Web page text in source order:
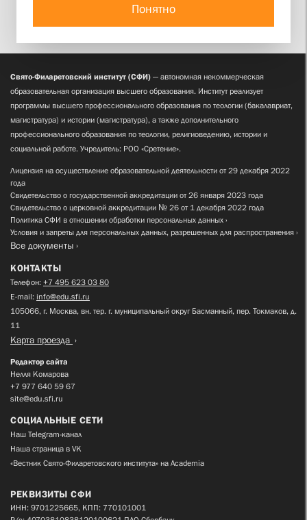
Понятно
Свято-Филаретовский институт (СФИ) — автономная некоммерческая
образовательная организация высшего образования. Институт реализует
программы высшего профессионального образования по теологии (бакалавриат,
магистратура) и истории (магистратура), а также дополнительного
профессионального образования по теологии, религиоведению, истории и
социальной работе. Учредитель: РОО «Сретение».
Лицензия на осуществление образовательной деятельности от 29 декабря 2022
года
Свидетельство о государственной аккредитации от 26 января 2023 года
Свидетельство о церковной аккредитации № 26 от 1 декабря 2022 года
Политика СФИ в отношении обработки персональных данных
Условия и запреты для персональных данных, разрешенных для распространения
Все документы
КОНТАКТЫ
Телефон: +7 495 623 03 80
E-mail: info@edu.sfi.ru
105066, г. Москва, вн. тер. г. муниципальный округ Басманный, пер. Токмаков, д.
11
Карта проезда
Редактор сайта
Нелля Комарова
+7 977 640 59 67
site@edu.sfi.ru
СОЦИАЛЬНЫЕ СЕТИ
Наш Telegram-канал
Наша страница в VK
«Вестник Свято-Филаретовского института» на Academia
РЕКВИЗИТЫ СФИ
ИНН: 9701225665, КПП: 770101001